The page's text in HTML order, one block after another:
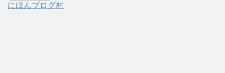
にほんブログ村